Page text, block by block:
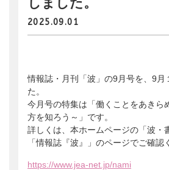
相談事業
支援のお願い
サポーター
ムービー
物品などでの支援
書籍注文リスト
2025.09.01
情報誌・月刊「波」の9月号を、9月
た。
今月号の特集は「働くことをあきら
方を知ろう～」です。
詳しくは、本ホームページの「波・
「情報誌『波』」のページでご確認
https://www.jea-net.jp/nami